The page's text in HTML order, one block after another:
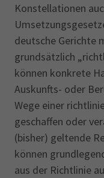
Konstellationen
deutsche Gerichte
grundsätzlich
können konkrete
Auskunfts- oder
Wege einer
geschaffen oder
(bisher) geltende
können
aus der Richtlinie